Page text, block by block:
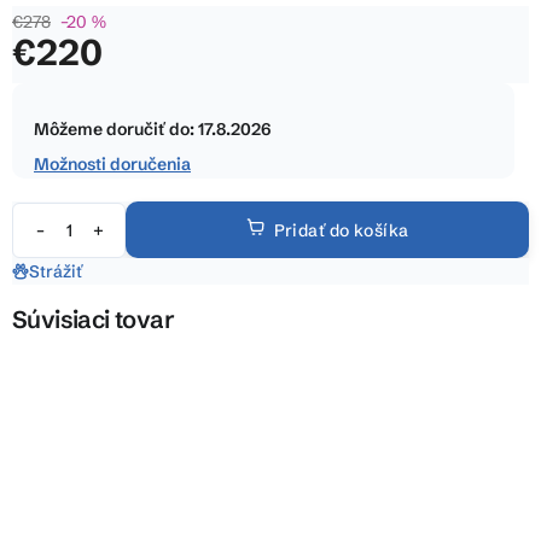
0,0
z
€278 –20 %
€220
cena:
Môžeme doručiť do:17.8.2026
Možnosti doručenia
Pridať do košíka
Strážiť
Súvisiaci tovar